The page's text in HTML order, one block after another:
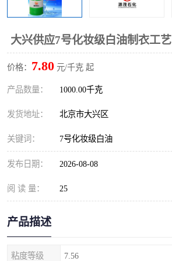
大兴供应7号化妆级白油制衣工艺
价格： 7.80 元/千克 起
产品数量： 1000.00千克
发货地址： 北京市大兴区
关键词： 7号化妆级白油
发布日期： 2026-08-08
阅 读 量： 25
产品描述
粘度等级 7.56